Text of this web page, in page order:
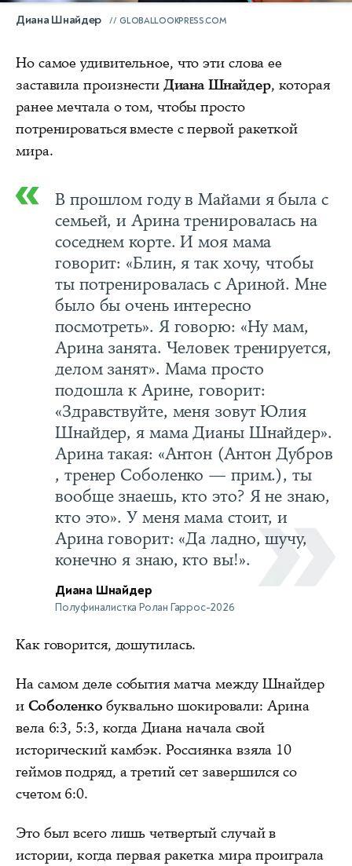
Диана Шнайдер GLOBALLOOKPRESS.COM
Но самое удивительное, что эти слова ее
заставила произнести Диана Шнайдер, которая
ранее мечтала о том, чтобы просто
потренироваться вместе с первой ракеткой
мира.
В прошлом году в Майами я была с
семьей, и Арина тренировалась на
соседнем корте. И моя мама
говорит: «Блин, я так хочу, чтобы
ты потренировалась с Ариной. Мне
было бы очень интересно
посмотреть». Я говорю: «Ну мам,
Арина занята. Человек тренируется,
делом занят». Мама просто
подошла к Арине, говорит:
«Здравствуйте, меня зовут Юлия
Шнайдер, я мама Дианы Шнайдер».
Арина такая: «Антон (Антон Дубров
, тренер Соболенко — прим.), ты
вообще знаешь, кто это? Я не знаю,
кто это». У меня мама стоит, и
Арина говорит: «Да ладно, шучу,
конечно я знаю, кто вы!».
Диана Шнайдер
Полуфиналистка Ролан Гаррос-2026
Как говорится, дошутилась.
На самом деле события матча между Шнайдер
и Соболенко буквально шокировали: Арина
вела 6:3, 5:3, когда Диана начала свой
исторический камбэк. Россиянка взяла 10
геймов подряд, а третий сет завершился со
счетом 6:0.
Это был всего лишь четвертый случай в
истории, когда первая ракетка мира проиграла